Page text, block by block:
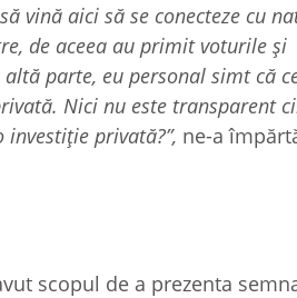
vină aici să se conecteze cu
de aceea au primit voturile și
parte, eu personal simt că
Nici nu este transparent
privată?”, ne-a
scopul de a prezenta